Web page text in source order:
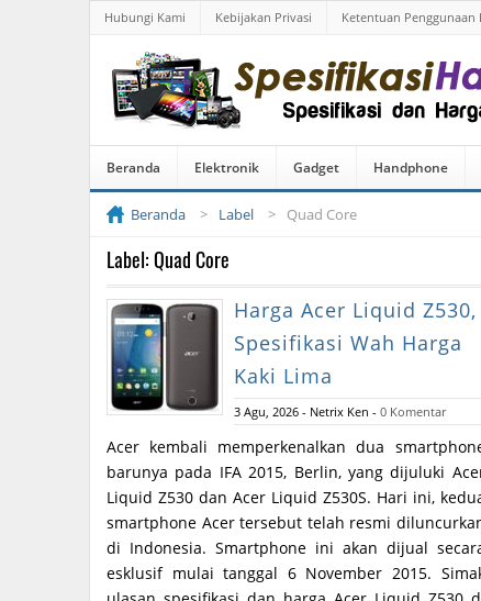
Hubungi Kami Kebijakan Privasi Ketentuan Penggunaan
Beranda Elektronik Gadget Handphone
Beranda Label Quad Core
Label: Quad Core
Harga Acer Liquid Z530,
Spesifikasi Wah Harga
Kaki Lima
3 Agu, 2026 - Netrix Ken - 0 Komentar
Acer kembali memperkenalkan dua
barunya pada IFA 2015, Berlin, yang dijuluki
Liquid Z530 dan Acer Liquid Z530S. Hari ini,
smartphone Acer tersebut telah resmi
di Indonesia. Smartphone ini akan dijual
esklusif mulai tanggal 6 November 2015.